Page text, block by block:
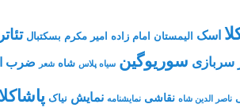
اسک الیمستان امام زاده امیر مکرم بسکتبال تئاتر
سربازی سوریوگین سیاه پلاس شاه شعر ضرب
ناصر الدین شاه نقاشی نمايشنامه نمایش نیاک پاشاکلا